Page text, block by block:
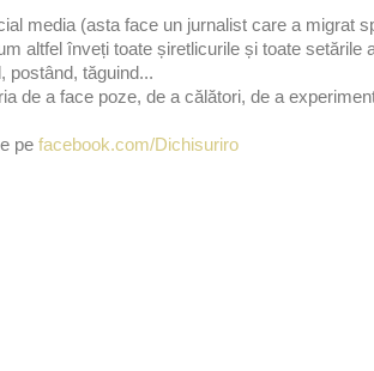
media (asta face un jurnalist care a migrat
altfel înveți toate șiretlicurile și toate setările
postând, tăguind...
de a face poze, de a călători, de a
pe facebook.com/Dichisuriro